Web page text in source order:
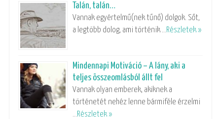
Talán, talán…
Vannak egyértelmű(nek tűnő) dolgok. Sőt,
a legtöbb dolog, ami történik …Részletek »
Mindennapi Motiváció – A lány, aki a
teljes összeomlásból állt fel
Vannak olyan emberek, akiknek a
történetét nehéz lenne bármiféle érzelmi
…Részletek »